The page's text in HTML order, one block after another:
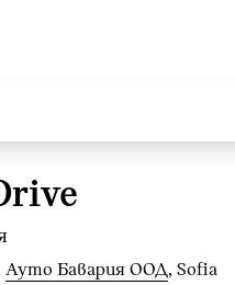
Ауто Бавария ООД, Sofia